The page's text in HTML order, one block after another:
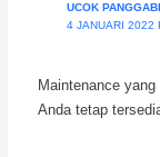
UCOK
4 JANUARI 2022
Maintenance
Anda tetap